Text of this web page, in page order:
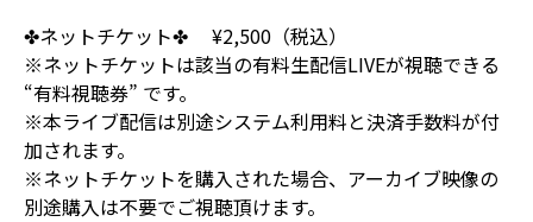
✤ネットチケット✤ ¥2,500（税込）
※ネットチケットは該当の有料生配信LIVEが視聴できる
“有料視聴券” です。
※本ライブ配信は別途システム利用料と決済手数料が付
加されます。
※ネットチケットを購入された場合、アーカイブ映像の
別途購入は不要でご視聴頂けます。